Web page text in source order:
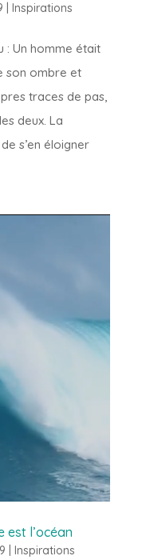
Inspirations
: Un homme était
son ombre et
traces de pas,
deux. La
s’en éloigner
est l’océan
Inspirations